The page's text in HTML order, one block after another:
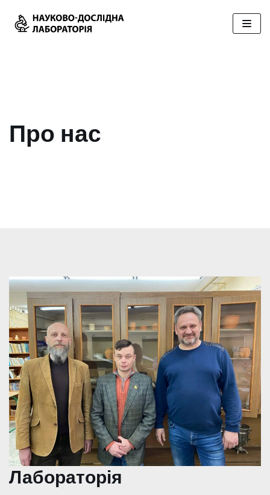
Перейти
Про нас
Лабораторія